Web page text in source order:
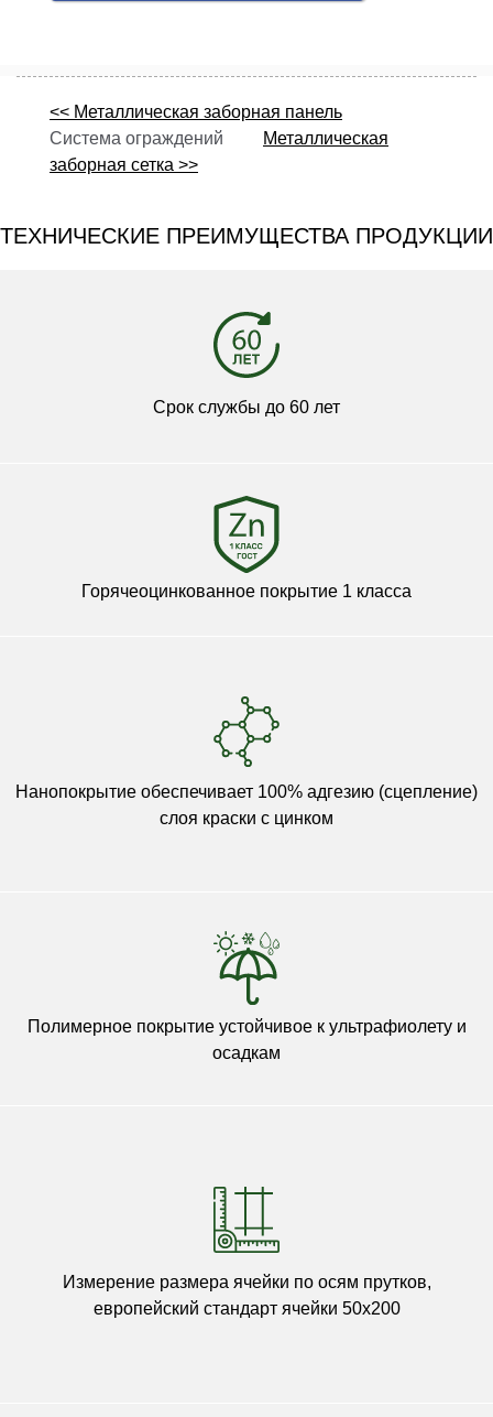
<< Металлическая заборная панель
Система ограждений
Металлическая
заборная сетка >>
ТЕХНИЧЕСКИЕ ПРЕИМУЩЕСТВА ПРОДУКЦИИ
Срок службы до 60 лет
Горячеоцинкованное покрытие 1 класса
Нанопокрытие обеспечивает 100% адгезию (сцепление)
слоя краски с цинком
Полимерное покрытие устойчивое к ультрафиолету и
осадкам
Измерение размера ячейки по осям прутков,
европейский стандарт ячейки 50х200